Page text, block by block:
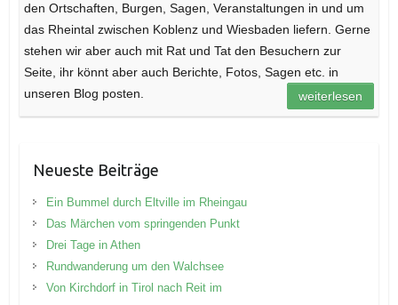
den Ortschaften, Burgen, Sagen, Veranstaltungen in und um
das Rheintal zwischen Koblenz und Wiesbaden liefern. Gerne
stehen wir aber auch mit Rat und Tat den Besuchern zur
Seite, ihr könnt aber auch Berichte, Fotos, Sagen etc. in
unseren Blog posten.
weiterlesen
Neueste Beiträge
Ein Bummel durch Eltville im Rheingau
Das Märchen vom springenden Punkt
Drei Tage in Athen
Rundwanderung um den Walchsee
Von Kirchdorf in Tirol nach Reit im